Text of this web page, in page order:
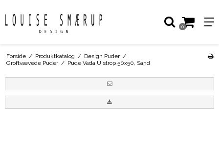
0
Forside / Produktkatalog / Design Puder /
Groftvævede Puder / Pude Vada U strop 50x50, Sand